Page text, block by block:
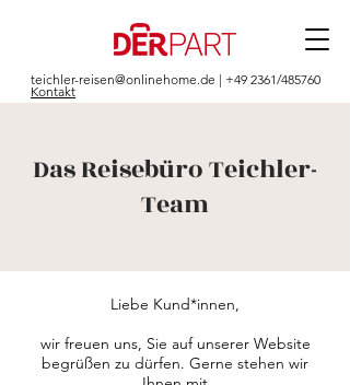
teichler-reisen@onlinehome.de | +49 2361/485760
Kontakt
Das Reisebüro Teichler-
Team
Liebe Kund*innen,
wir freuen uns, Sie auf unserer Website
begrüßen zu dürfen. Gerne stehen wir